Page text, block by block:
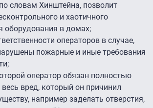
словам Хинштейна, позволит
и хаотичного
оборудования в домах;
операторов в случае,
пожарные и иные требования
оператор обязан полностью
весь вред, который он причинил
например заделать отверстия,